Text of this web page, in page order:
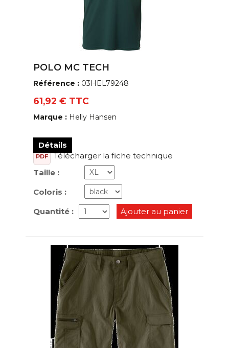
POLO MC TECH
Référence : 03HEL79248
61,92 € TTC
Marque : Helly Hansen
Détails
PDF
Télécharger la fiche technique
Taille :
Coloris :
Quantité : Ajouter au panier